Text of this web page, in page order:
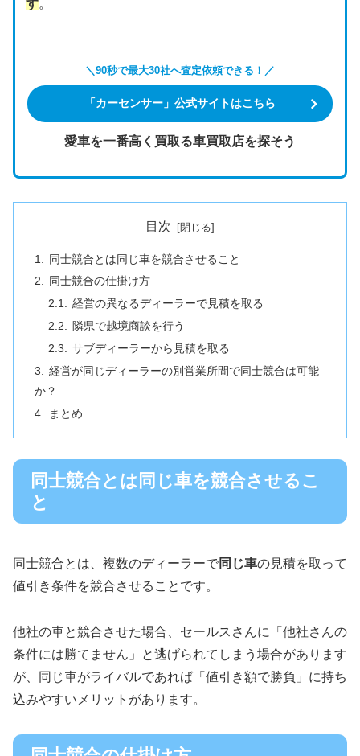
す。
＼90秒で最大30社へ査定依頼できる！／
「カーセンサー」公式サイトはこちら
愛車を一番高く買取る車買取店を探そう
目次
同士競合とは同じ車を競合させること
同士競合の仕掛け方
経営の異なるディーラーで見積を取る
隣県で越境商談を行う
サブディーラーから見積を取る
経営が同じディーラーの別営業所間で同士競合は可能
か？
まとめ
同士競合とは同じ車を競合させるこ
と
同士競合とは、複数のディーラーで同じ車の見積を取って
値引き条件を競合させることです。
他社の車と競合させた場合、セールスさんに「他社さんの
条件には勝てません」と逃げられてしまう場合があります
が、同じ車がライバルであれば「値引き額で勝負」に持ち
込みやすいメリットがあります。